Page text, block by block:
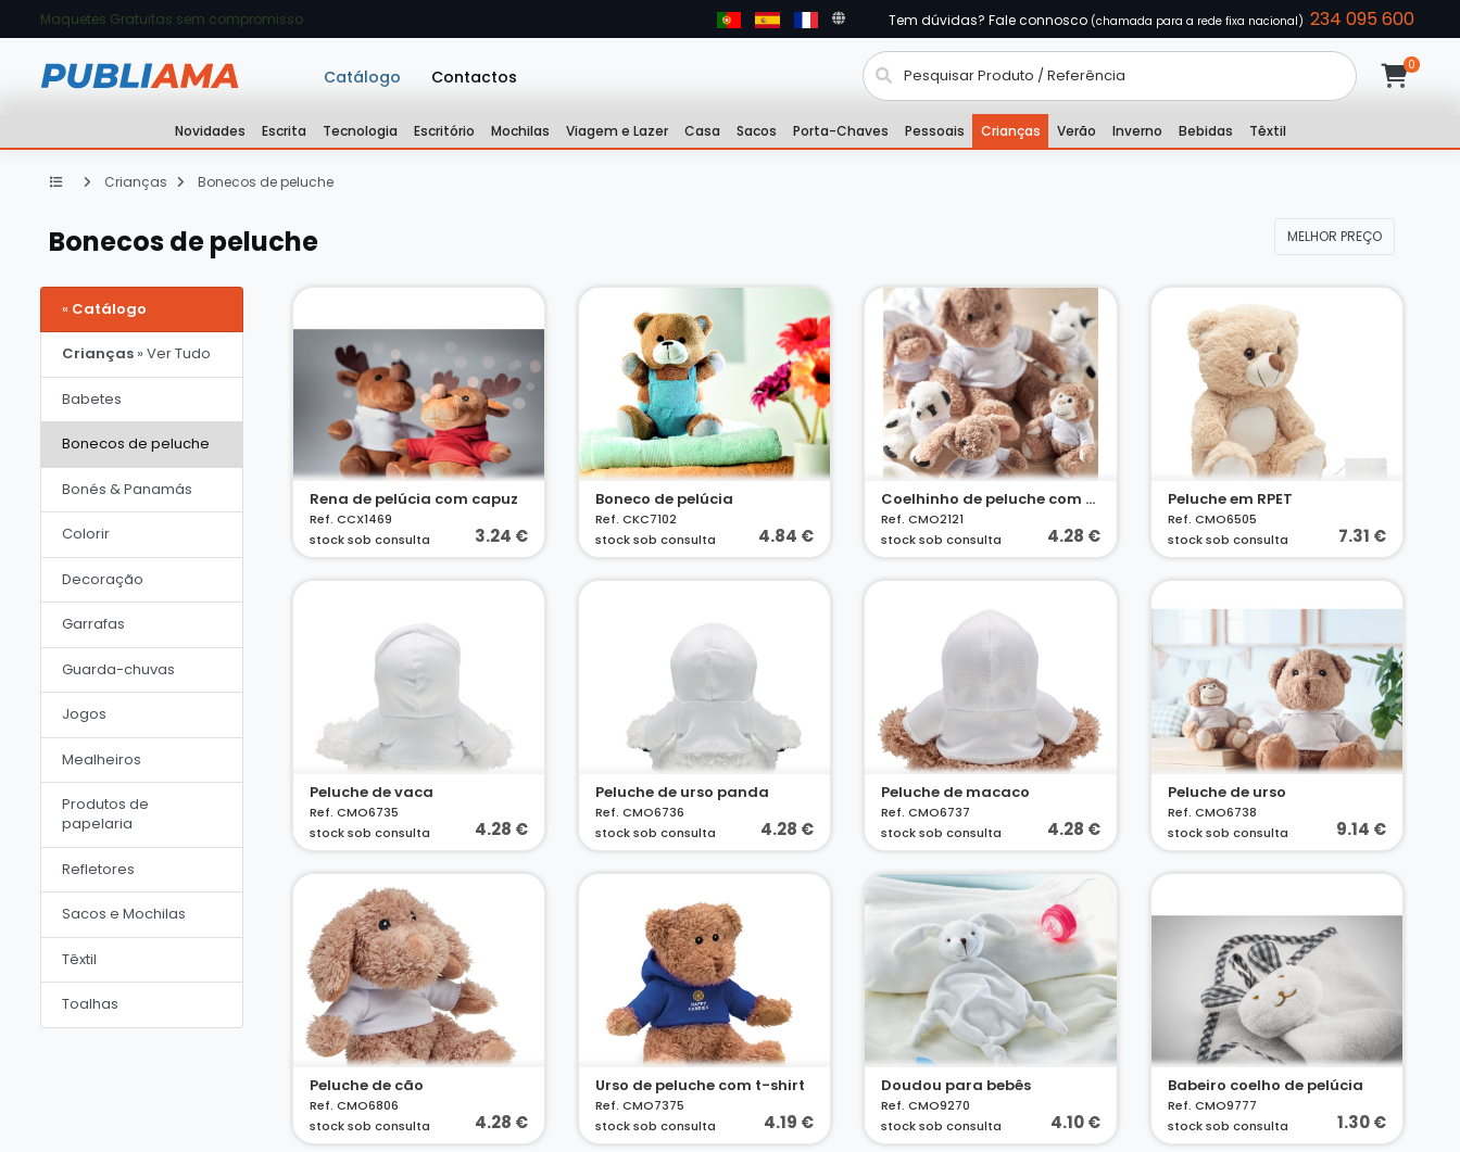
Maquetes Gratuitas sem compromisso Tem dúvidas? Fale connosco (chamada para a rede fixa nacional) 234 095 600
Catálogo Contactos
Novidades Escrita Tecnologia Escritório Mochilas Viagem e Lazer Casa Sacos Porta-Chaves Pessoais Crianças Verão Inverno Bebidas Têxtil
Crianças Bonecos de peluche
Bonecos de peluche MELHOR PREÇO
« Catálogo
Crianças» Ver Tudo
Babetes
Bonecos de peluche
Bonés & Panamás
Colorir
Decoração
Garrafas
Guarda-chuvas
Jogos
Mealheiros
Produtos de
papelaria
Refletores
Sacos e Mochilas
Têxtil
Toalhas
Rena de pelúcia com capuz
Ref. CCX1469
stock sob consulta
3.24 €
Boneco de pelúcia
Ref. CKC7102
stock sob consulta
4.84 €
Coelhinho de peluche com capuz
Ref. CMO2121
stock sob consulta
4.28 €
Peluche em RPET
Ref. CMO6505
stock sob consulta
7.31 €
Peluche de vaca
Ref. CMO6735
stock sob consulta
4.28 €
Peluche de urso panda
Ref. CMO6736
stock sob consulta
4.28 €
Peluche de macaco
Ref. CMO6737
stock sob consulta
4.28 €
Peluche de urso
Ref. CMO6738
stock sob consulta
9.14 €
Peluche de cão
Ref. CMO6806
stock sob consulta
4.28 €
Urso de peluche com t-shirt
Ref. CMO7375
stock sob consulta
4.19 €
Doudou para bebês
Ref. CMO9270
stock sob consulta
4.10 €
Babeiro coelho de pelúcia
Ref. CMO9777
stock sob consulta
1.30 €